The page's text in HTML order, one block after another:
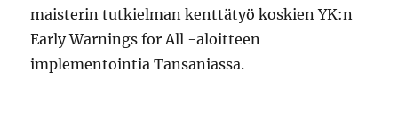
maisterin tutkielman kenttätyö koskien YK:n
Early Warnings for All -aloitteen
implementointia Tansaniassa.